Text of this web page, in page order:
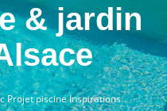
& jardin
Projet piscineInspirations